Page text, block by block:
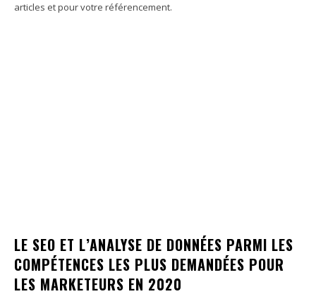
articles et pour votre référencement.
LE SEO ET L’ANALYSE DE DONNÉES PARMI LES
COMPÉTENCES LES PLUS DEMANDÉES POUR
LES MARKETEURS EN 2020